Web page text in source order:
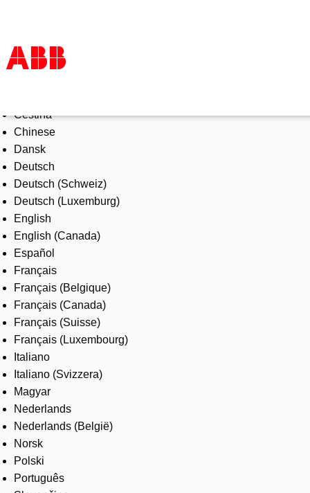
Products & Solutions
Industries
Services
About us
Where to buy
Contact us
Careers
Čeština
Chinese
Dansk
Deutsch
Deutsch (Schweiz)
Deutsch (Luxemburg)
English
English (Canada)
Español
Français
Français (Belgique)
Français (Canada)
Français (Suisse)
Français (Luxembourg)
Italiano
Italiano (Svizzera)
Magyar
Nederlands
Nederlands (België)
Norsk
Polski
Português